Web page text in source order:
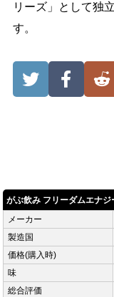
リーズ」として独
す。
がぶ飲み フリーダムエナジ
メーカー
製造国
価格(購入時)
味
総合評価